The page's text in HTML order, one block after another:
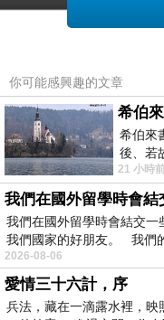
你可能感興趣的文章
希伯
希伯來
後、若
有戰懼
21 小時
我們在國外留學時會結交
我們國家的好朋友。 我們
2026-08-06
愛情三十六計，序
兵法，藏在一滴露水裡，